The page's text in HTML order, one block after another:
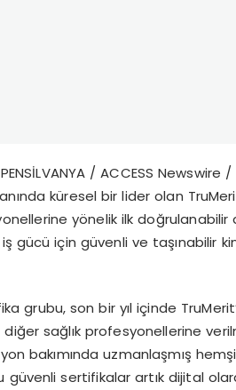
İLVANYA /ACCESS Newswire /
ında küresel bir lider olan
yönelik ilk doğrulanabilir
ş gücüiçin güvenli ve taşınabilir
grubu, son bir yıl içinde TruMerit
diğer sağlık profesyonellerine
bakımında uzmanlaşmış hemş
güvenli sertifikalar artık dijital